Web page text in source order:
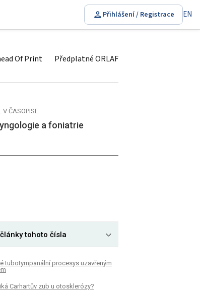
Přihlášení / Registrace EN
Of Print Předplatné ORLAF
V ČASOPISE
a foniatrie
tohoto čísla
tubotympanální procesys uzavřeným
Carhartův zub u otosklerózy?